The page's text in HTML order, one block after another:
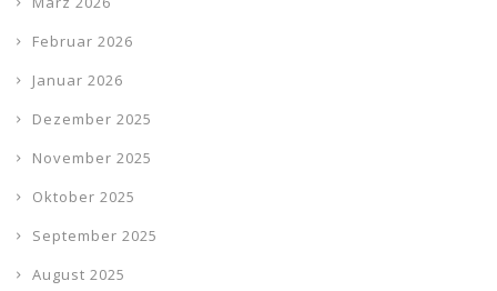
Februar 2026
Januar 2026
Dezember 2025
November 2025
Oktober 2025
September 2025
August 2025